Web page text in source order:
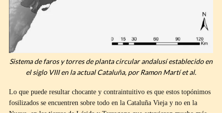
Sistema de faros y torres de planta circular andalusí establecido en
el siglo VIII en la actual Cataluña, por Ramon Martí et al.
Lo que puede resultar chocante y contraintuitivo es que estos topónimos
fosilizados se encuentren sobre todo en la Cataluña Vieja y no en la